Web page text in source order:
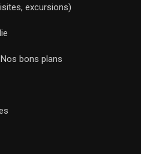
excursions)
bons plans